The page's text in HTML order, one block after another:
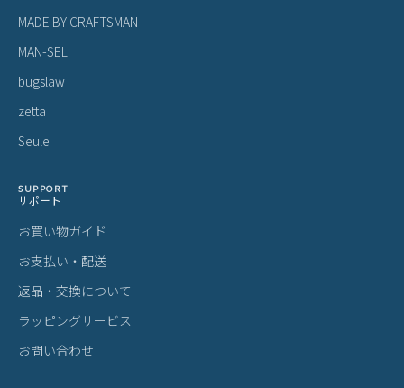
MADE BY CRAFTSMAN
MAN-SEL
bugslaw
zetta
Seule
SUPPORT
サポート
お買い物ガイド
お支払い・配送
返品・交換について
ラッピングサービス
お問い合わせ